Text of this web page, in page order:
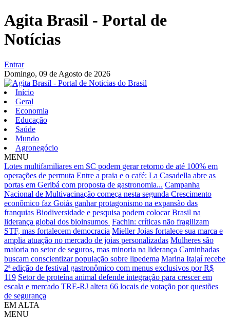
Agita Brasil - Portal de
Notícias
Entrar
Domingo, 09 de Agosto de 2026
Início
Geral
Economia
Educação
Saúde
Mundo
Agronegócio
MENU
Lotes multifamiliares em SC podem gerar retorno de até 100% em
operações de permuta Entre a praia e o café: La Casadella abre as
portas em Geribá com proposta de gastronomia... Campanha
Nacional de Multivacinação começa nesta segunda Crescimento
econômico faz Goiás ganhar protagonismo na expansão das
franquias Biodiversidade e pesquisa podem colocar Brasil na
liderança global dos bioinsumos Fachin: críticas não fragilizam
STF, mas fortalecem democracia Mieller Joias fortalece sua marca e
amplia atuação no mercado de joias personalizadas Mulheres são
maioria no setor de seguros, mas minoria na liderança Caminhadas
buscam conscientizar população sobre lipedema Marina Itajaí recebe
2ª edição de festival gastronômico com menus exclusivos por R$
119 Setor de proteína animal defende integração para crescer em
escala e mercado TRE-RJ altera 66 locais de votação por questões
de segurança
EM ALTA
MENU